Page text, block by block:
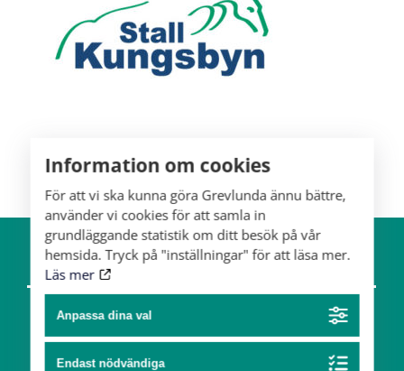
Om gården
Team
Konst & design
Information om cookies
För att vi ska kunna göra Grevlunda ännu bättre,
använder vi cookies för att samla in
grundläggande statistik om ditt besök på vår
hemsida. Tryck på "inställningar" för att läsa mer.
Läs mer
Anpassa dina val
Endast nödvändiga